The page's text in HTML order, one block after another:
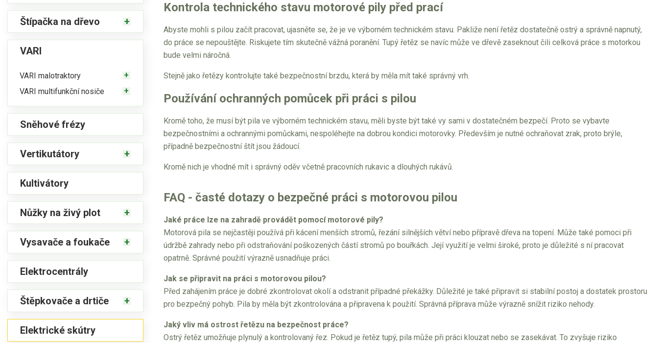
Štípačka na dřevo
VARI
VARI malotraktory
VARI multifunkční nosiče
Sněhové frézy
Vertikutátory
Kultivátory
Nůžky na živý plot
Vysavače a foukače
Elektrocentrály
Štěpkovače a drtiče
Elektrické skútry
Kontrola technického stavu motorové pily před prací
Abyste mohli s pilou začít pracovat, ujasněte se, že je ve výborném technickém stavu. Pakliže není řetěz dostatečně ostrý a správně napnutý,
do práce se nepouštějte. Riskujete tím skutečně vážná poranění. Tupý řetěz se navíc může ve dřevě zaseknout čili celková práce s motorkou
bude velmi náročná.
Stejně jako řetězy kontrolujte také bezpečnostní brzdu, která by měla mít také správný vrh.
Používání ochranných pomůcek při práci s pilou
Kromě toho, že musí být pila ve výborném technickém stavu, měli byste být také vy sami v dostatečném bezpečí. Proto se vybavte
bezpečnostními a ochrannými pomůckami, nespoléhejte na dobrou kondici motorovky. Především je nutné ochraňovat zrak, proto brýle,
případně bezpečnostní štít jsou žádoucí.
Kromě nich je vhodné mít i správný oděv včetně pracovních rukavic a dlouhých rukávů.
FAQ - časté dotazy o bezpečné práci s motorovou pilou
Jaké práce lze na zahradě provádět pomocí motorové pily?
Motorová pila se nejčastěji používá při kácení menších stromů, řezání silnějších větví nebo přípravě dřeva na topení. Může také pomoci při
údržbě zahrady nebo při odstraňování poškozených částí stromů po bouřkách. Její využití je velmi široké, proto je důležité s ní pracovat
opatrně. Správné použití výrazně usnadňuje práci.
Jak se připravit na práci s motorovou pilou?
Před zahájením práce je dobré zkontrolovat okolí a odstranit případné překážky. Důležité je také připravit si stabilní postoj a dostatek prostoru
pro bezpečný pohyb. Pila by měla být zkontrolována a připravena k použití. Správná příprava může výrazně snížit riziko nehody.
Jaký vliv má ostrost řetězu na bezpečnost práce?
Ostrý řetěz umožňuje plynulý a kontrolovaný řez. Pokud je řetěz tupý, pila může při práci klouzat nebo se zasekávat. To zvyšuje riziko